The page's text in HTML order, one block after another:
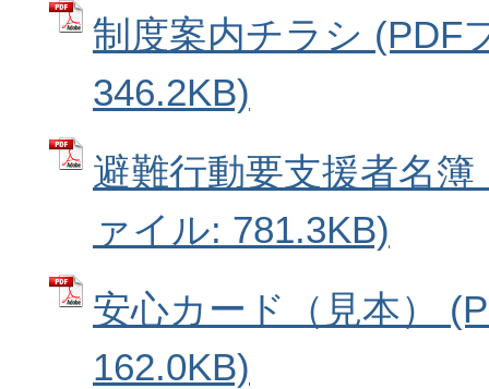
制度案内チラシ (PDF
346.2KB)
避難行動要支援者名
ァイル: 781.3KB)
安心カード（見本）
162.0KB)